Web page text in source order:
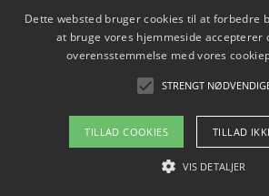
Copyright 2026 - Pilanto
Om / kontakt
Dette websted bruger cookies til at forbedre
at bruge vores hjemmeside accepterer
overensstemmelse med vores
STRENGT
TILLAD COOKIES TILLAD
VIS DETALJER